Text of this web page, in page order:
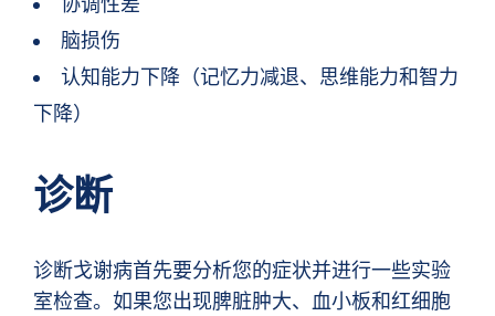
脑损伤
认知能力下降（记忆力减退、思维能力和智力
下降）
诊断
诊断戈谢病首先要分析您的症状并进行一些实验
室检查。如果您出现脾脏肿大、血小板和红细胞